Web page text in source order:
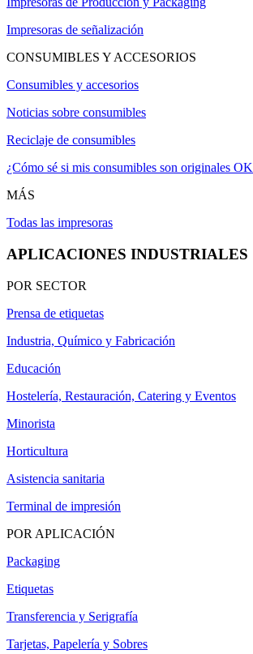
Impresoras de señalización
CONSUMIBLES Y ACCESORIOS
Consumibles y accesorios
Noticias sobre consumibles
Reciclaje de consumibles
¿Cómo sé si mis consumibles son originales
MÁS
Todas las impresoras
APLICACIONES INDUSTRIALES
POR SECTOR
Prensa de etiquetas
Industria, Químico y Fabricación
Educación
Hostelería, Restauración, Catering y Eventos
Minorista
Horticultura
Asistencia sanitaria
Terminal de impresión
POR APLICACIÓN
Packaging
Etiquetas
Transferencia y Serigrafía
Tarjetas, Papelería y Sobres